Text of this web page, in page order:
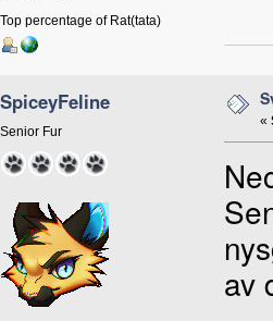
Top percentage of Rat(tata)
SpiceyFeline
Senior Fur
«
av